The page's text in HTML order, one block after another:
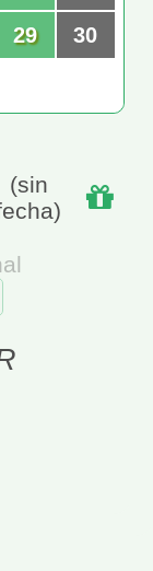
29
30
(sin